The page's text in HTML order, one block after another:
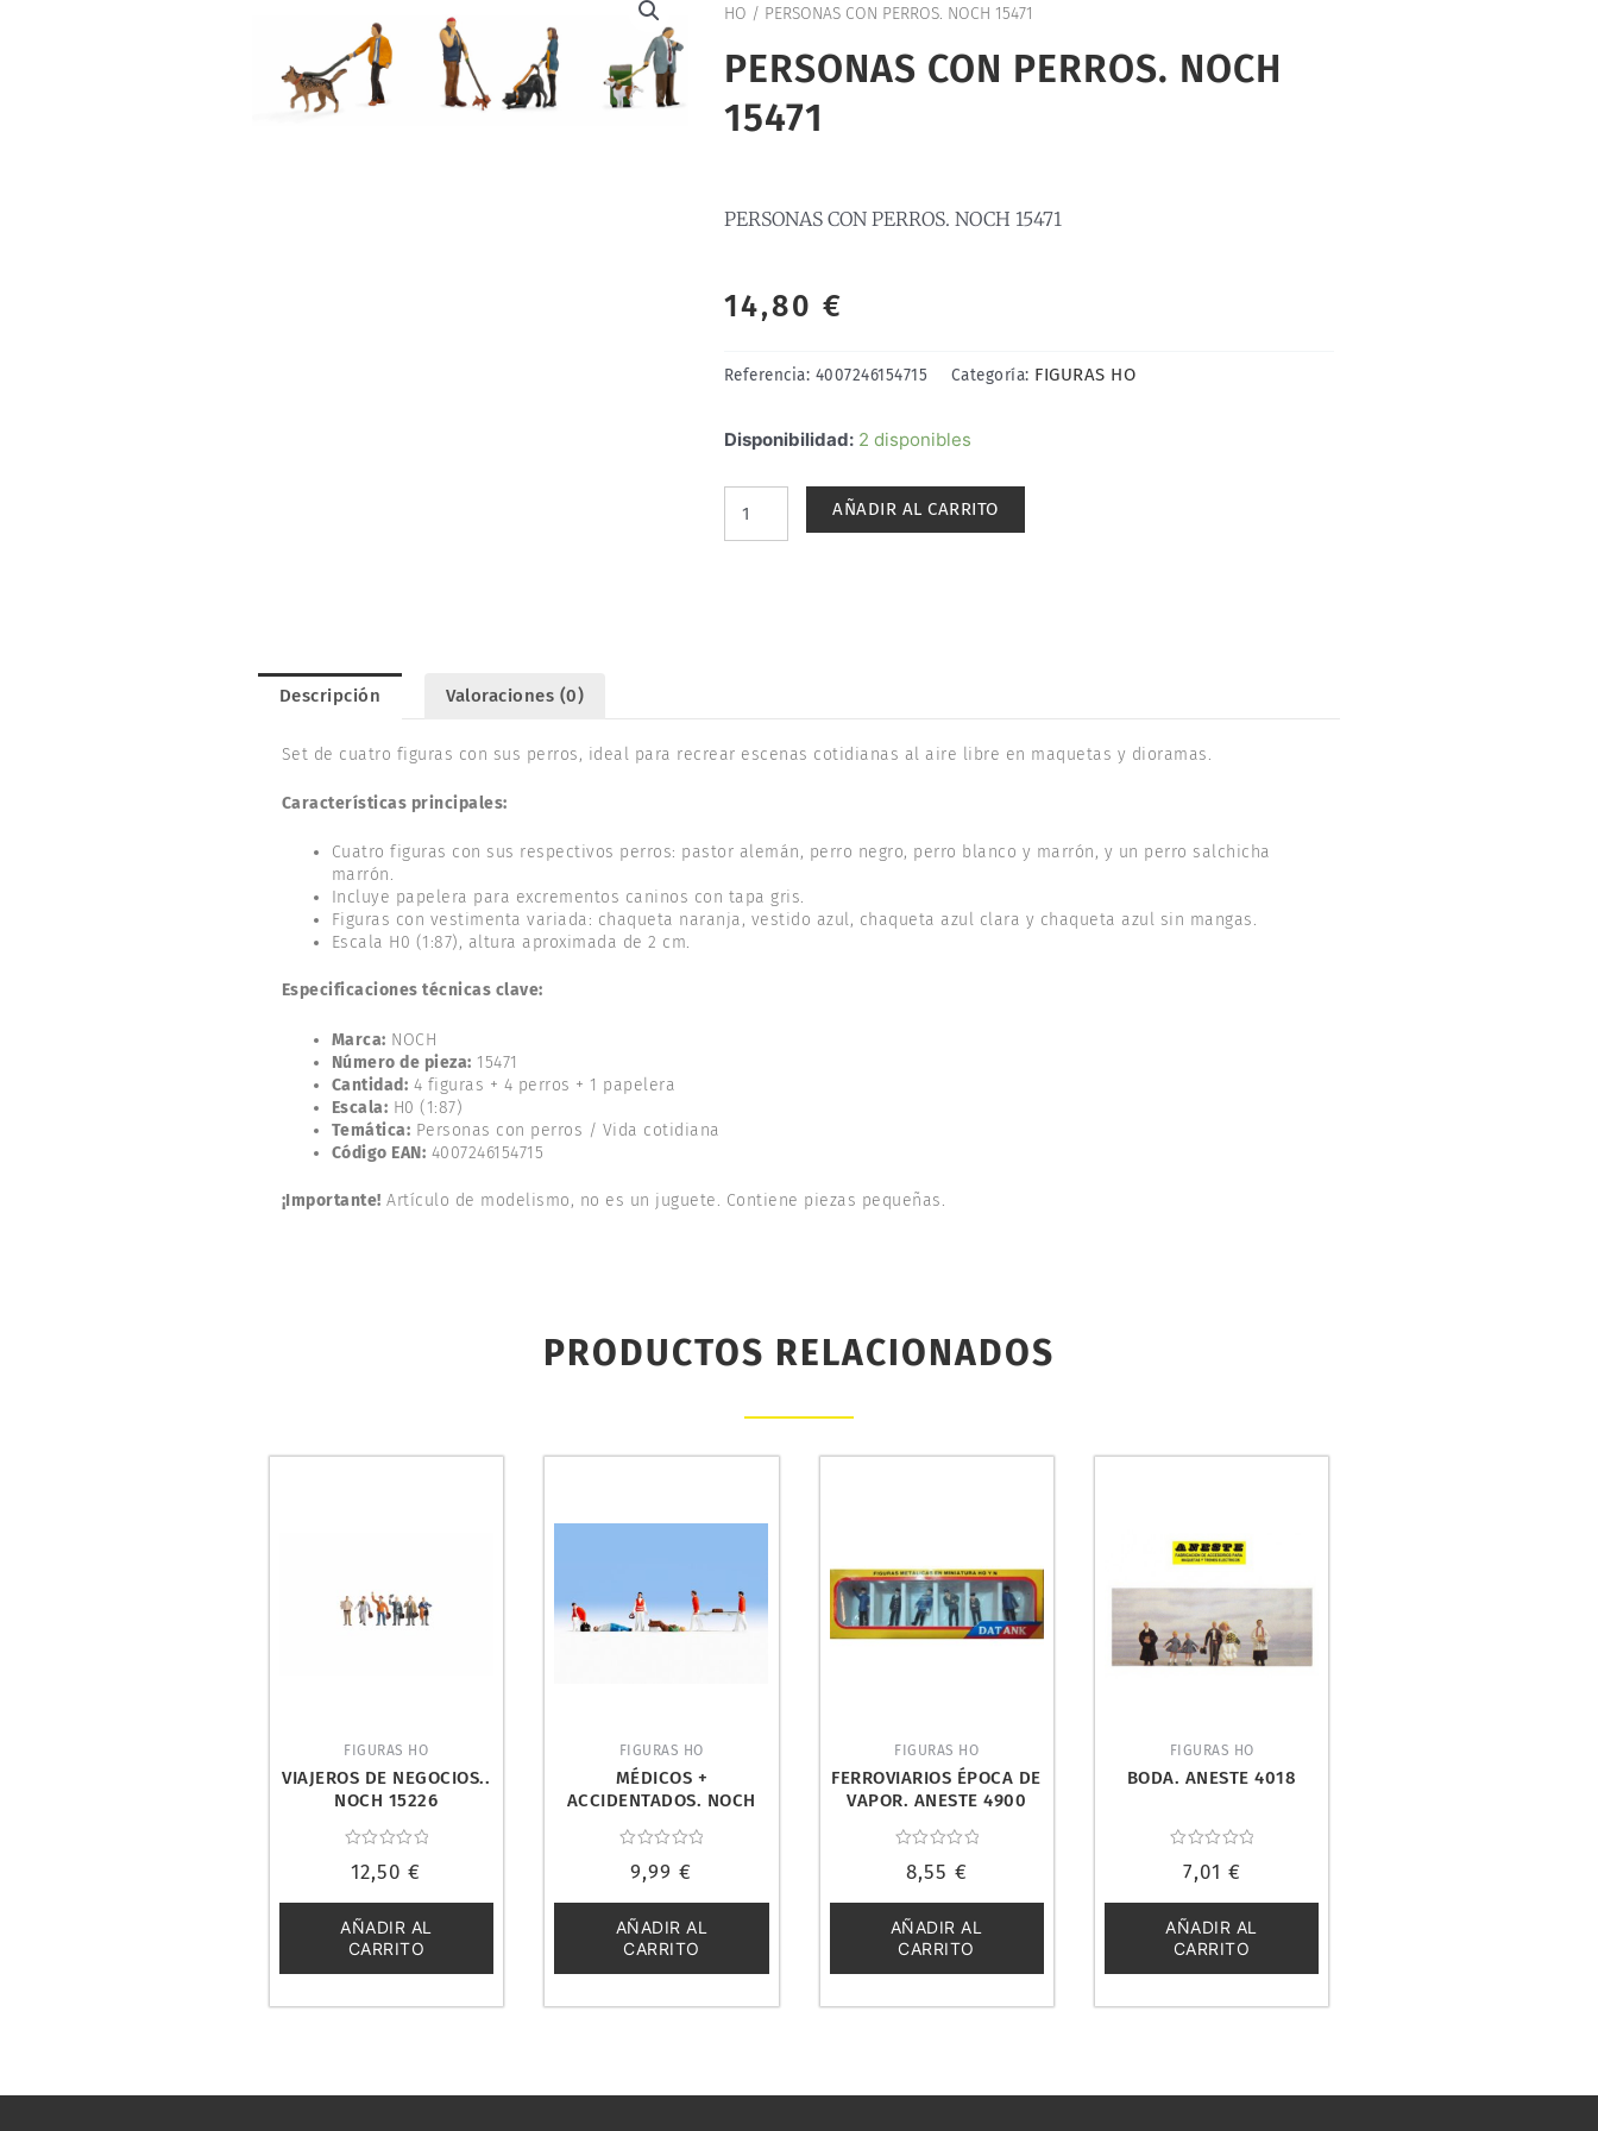
HO / PERSONAS CON PERROS. NOCH 15471
PERSONAS CON PERROS. NOCH
15471
PERSONAS CON PERROS. NOCH 15471
14,80 €
Referencia: 4007246154715 Categoría: FIGURAS HO
Disponibilidad: 2 disponibles
PERSONAS
NOCH
AÑADIR AL CARRITO
Descripción Valoraciones (0)
Set de cuatro figuras con sus perros, ideal para recrear escenas cotidianas al aire libre en maquetas y dioramas.
Características principales:
Cuatro figuras con sus respectivos perros: pastor alemán, perro negro, perro blanco y marrón, y un perro salchicha
marrón.
Incluye papelera para excrementos caninos con tapa gris.
Figuras con vestimenta variada: chaqueta naranja, vestido azul, chaqueta azul clara y chaqueta azul sin mangas.
Escala H0 (1:87), altura aproximada de 2 cm.
Especificaciones técnicas clave:
Marca: NOCH
Número de pieza: 15471
Cantidad: 4 figuras + 4 perros + 1 papelera
Escala: H0 (1:87)
Temática: Personas con perros / Vida cotidiana
Código EAN: 4007246154715
¡Importante! Artículo de modelismo, no es un juguete. Contiene piezas pequeñas.
PRODUCTOS RELACIONADOS
FIGURAS HO
VIAJEROS DE NEGOCIOS..
NOCH 15226
con
de
5
12,50€
AÑADIR AL
CARRITO
FIGURAS HO
MÉDICOS +
ACCIDENTADOS. NOCH
con
de
5
9,99€
AÑADIR AL
CARRITO
FIGURAS HO
FERROVIARIOS ÉPOCA DE
VAPOR. ANESTE 4900
con
de
5
8,55 €
AÑADIR AL
CARRITO
FIGURAS HO
BODA. ANESTE 4018
con
de
5
7,01 €
AÑADIR AL
CARRITO